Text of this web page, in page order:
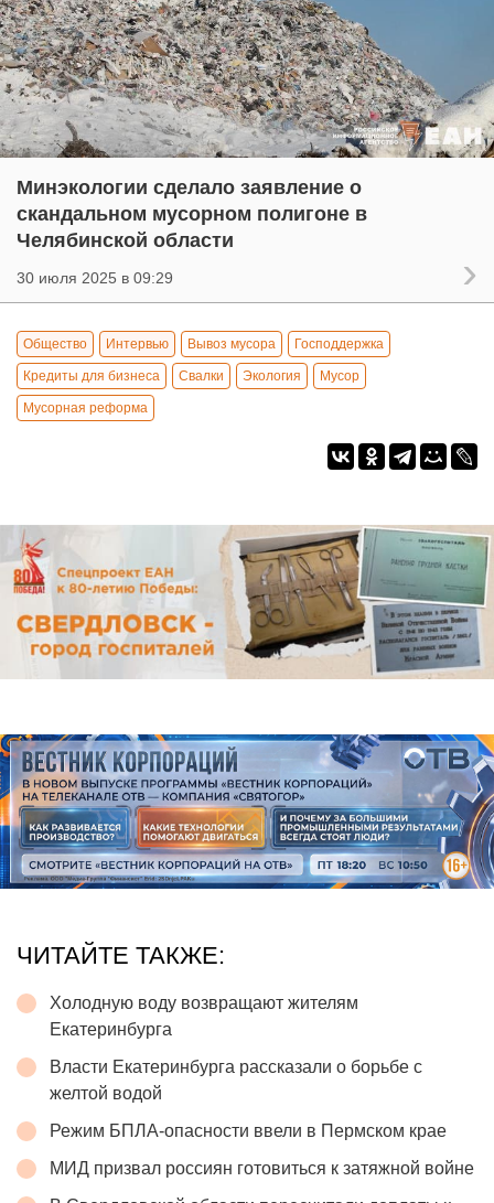
Минэкологии сделало заявление о
скандальном мусорном полигоне в
Челябинской области
30 июля 2025 в 09:29
Общество Интервью Вывоз мусора Господдержка
Кредиты для бизнеса Свалки Экология Мусор
Мусорная реформа
ЧИТАЙТЕ ТАКЖЕ:
Холодную воду возвращают жителям
Екатеринбурга
Власти Екатеринбурга рассказали о борьбе с
желтой водой
Режим БПЛА-опасности ввели в Пермском крае
МИД призвал россиян готовиться к затяжной войне